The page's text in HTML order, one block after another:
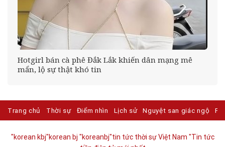
Hotgirl bán cà phê Đắk Lắk khiến dân mạng mê
mẩn, lộ sự thật khó tin
Trang chủ Thời sự Điểm nhìn Lịch sử Nguyệt san giác ngộ
"korean kbj​"korean bj "koreanbj​"tin tức thời sự Việt Nam "Tin tức